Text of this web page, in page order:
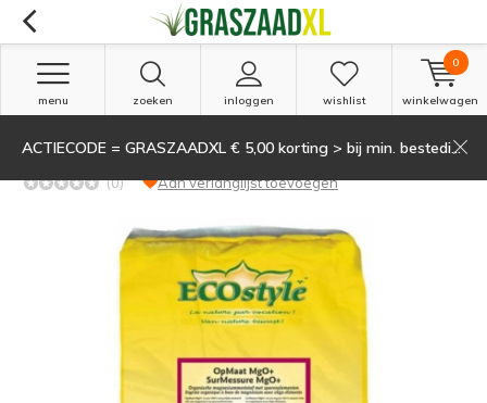
zoeken inloggen
menu wishlist winkelwagen
0
ACTIECODE = GRASZAADXL € 5,00 korting > bij min. besteding van 135,-
EcoStyle OpMaat K15 20kg korrel vinasse
(0) Aan verlanglijst toevoegen